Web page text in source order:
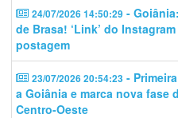
24/07/2026 14:50:29 -
de Brasa! ‘Link’ do
postagem
23/07/2026 20:54:23 -
a Goiânia e marca nova fase
Centro-Oeste